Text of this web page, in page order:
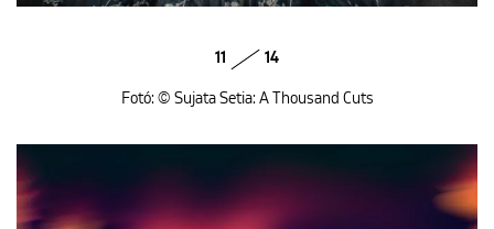
11 14
Fotó: © Sujata Setia: A Thousand Cuts